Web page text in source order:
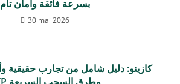
بسرعة فائقة وأمان تام
30 mai 2026